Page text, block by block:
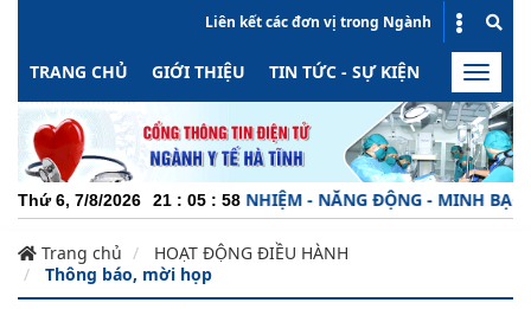
Liên kết các đơn vị trong Ngành
TRANG CHỦ GIỚI THIỆU TIN TỨC - SỰ KIỆN HOẠT
Toggle
Thứ 6, 7/8/2026 21 : 05 : 59
CHUYÊN NGHIỆP - TRÁCH NHIỆM - NĂNG ĐỘNG - MINH BẠCH -
Trang chủ
HOẠT ĐỘNG ĐIỀU HÀNH
Thông báo, mời họp